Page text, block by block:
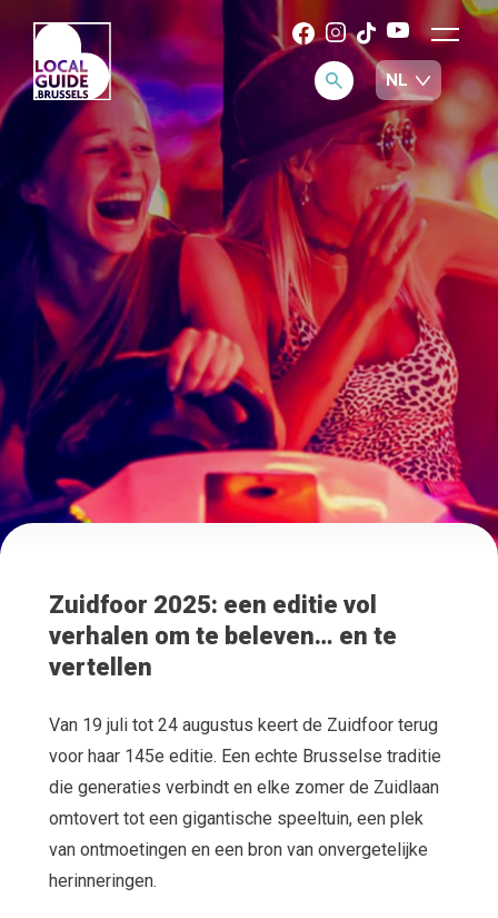
Zuidfoor 2025: een editie vol
verhalen om te beleven… en te
vertellen
Van 19 juli tot 24 augustus keert de Zuidfoor terug
voor haar 145e editie. Een echte Brusselse traditie
die generaties verbindt en elke zomer de Zuidlaan
omtovert tot een gigantische speeltuin, een plek
van ontmoetingen en een bron van onvergetelijke
herinneringen.